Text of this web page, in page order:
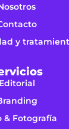
y
Editorial
& Fotografía